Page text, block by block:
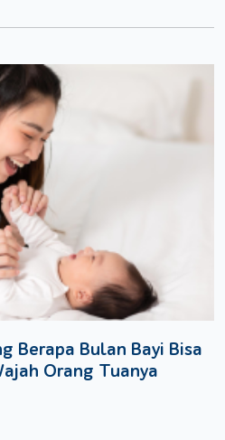
Berapa Bulan Bayi Bisa
Orang Tuanya